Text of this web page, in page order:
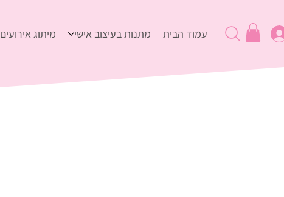
עמוד הבית מתנות בעיצוב אישי מיתוג אירועים